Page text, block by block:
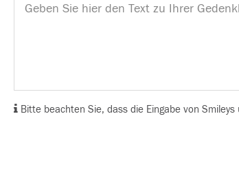
Bitte beachten Sie, dass die Eingabe von